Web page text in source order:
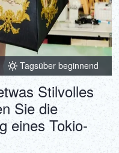
Tagsüber beginnend
Stilvolles
Sie die
eines Tokio-